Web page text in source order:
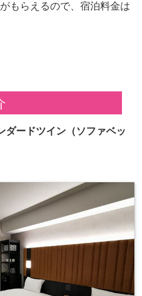
もらえるので、宿泊料金は
ダードツイン（ソファベッ